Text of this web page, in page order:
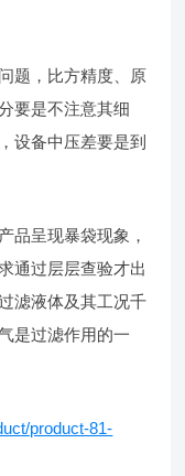
题，比方精度、原
要是不注意其细
设备中压差要是到
品呈现暴袋现象，
通过层层查验才出
滤液体及其工况千
是过滤作用的一
product-81-